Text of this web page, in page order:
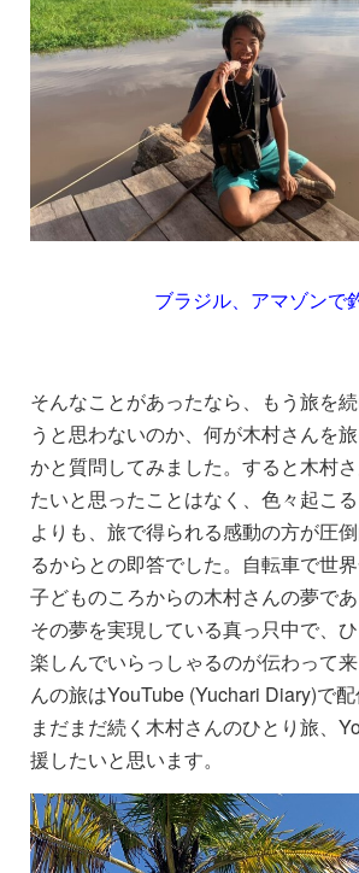
ブラジル、アマゾンで
そんなことがあったなら、もう旅を
うと思わないのか、何が木村さんを
かと質問してみました。すると木村
たいと思ったことはなく、色々起こ
よりも、旅で得られる感動の方が圧
るからとの即答でした。自転車で世
子どものころからの木村さんの夢で
その夢を実現している真っ只中で、
楽しんでいらっしゃるのが伝わって
んの旅はYouTube (Yuchari Diary)で配
まだまだ続く木村さんのひとり旅、
援したいと思います。